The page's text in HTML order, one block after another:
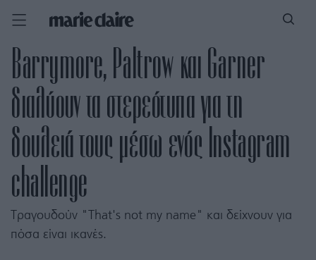
Barrymore, Paltrow και Garner
διαλύουν τα στερεότυπα για τη
δουλειά τους μέσω ενός Instagram
challenge
Τραγουδούν "That's not my name" και δείχνουν για
πόσα είναι ικανές.